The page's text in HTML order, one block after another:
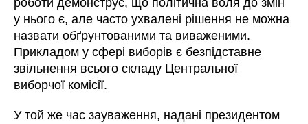
роботи демонструє, що політична воля до змін
у нього є, але часто ухвалені рішення не можна
назвати обґрунтованими та виваженими.
Прикладом у сфері виборів є безпідставне
звільнення всього складу Центральної
виборчої комісії.
У той же час зауваження, надані президентом